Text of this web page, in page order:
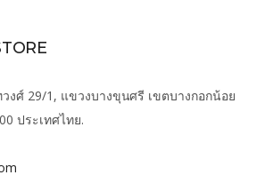
งศ์ 29/1, แขวงบางขุนศรี เขตบางกอกน้อย
ประเทศไทย.